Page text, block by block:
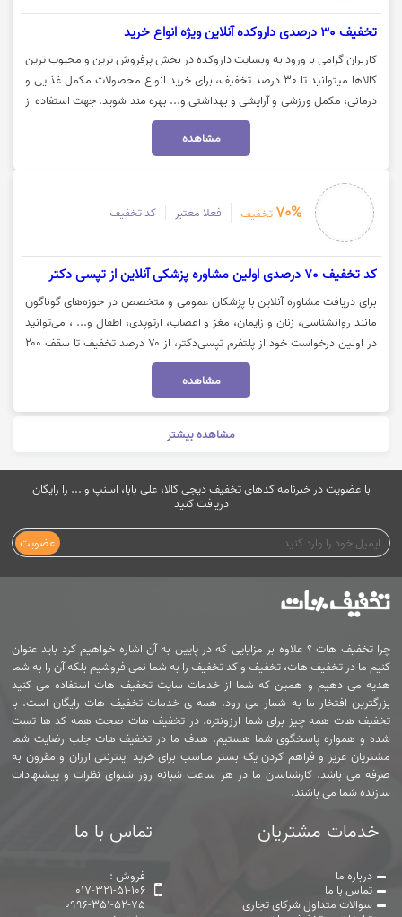
تخفیف 30 درصدی داروکده آنلاین ویژه انواع خرید
کاربران گرامی با ورود به وبسایت داروکده در بخش پرفروش ترین و محبوب ترین
کالاها میتوانید تا 30 درصد تخفیف، برای خرید انواع محصولات مکمل غذایی و
درمانی، مکمل ورزشی و آرایشی و بهداشتی و... بهره مند شوید. جهت استفاده از
این تخفیف روی گزینه "خرید کنید" کلیک نمایید.
مشاهده
70% تخفیف فعلا معتبر کد تخفیف
کد تخفیف 70 درصدی اولین مشاوره پزشکی آنلاین از تپسی دکتر
برای دریافت مشاوره آنلاین با پزشکان عمومی و متخصص در حوزه‌های گوناگون
مانند روانشناسی، زنان و زایمان، مغز و اعصاب، ارتوپدی، اطفال و... ، می‌توانید
در اولین درخواست خود از پلتفرم تپسی‌دکتر، از ۷۰ درصد تخفیف تا سقف ۲۰۰
هزار تومان بهره‌مند شوید. جهت خرید با کد تخفیف تپسی‌دکتر، روی گزینه «خرید
مشاهده
مشاهده بیشتر
با عضویت در خبرنامه کدهای تخفیف دیجی کالا، علی بابا، اسنپ و ... را رایگان
دریافت کنید
عضویت
چرا تخفیف هات ؟ علاوه بر مزایایی که در پایین به آن اشاره خواهیم کرد باید عنوان
کنیم ما در تخفیف هات، تخفیف و کد تخفیف را به شما نمی فروشیم بلکه آن را به شما
هدیه می دهیم و همین که شما از خدمات سایت تخفیف هات استفاده می کنید
بزرگترین افتخار ما به شمار می رود. همه ی خدمات تخفیف هات رایگان است. با
تخفیف هات همه چیز برای شما ارزونتره. در تخفیف هات صحت همه کد ها تست
شده و همواره پاسخگوی شما هستیم. هدف ما در تخفیف هات جلب رضایت شما
مشتریان عزیز و فراهم کردن یک بستر مناسب برای خرید اینترنتی ارزان و مقرون به
صرفه می باشد. کارشناسان ما در هر ساعت شبانه روز شنوای نظرات و پیشنهادات
سازنده شما می باشند.
خدمات مشتریان
درباره ما
تماس با ما
سوالات متداول شرکای تجاری
تماس با ما
فروش :
017-321-51-106
0996-351-52-75